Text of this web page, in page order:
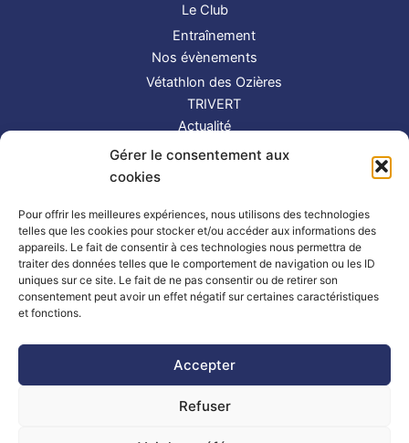
Gérer le consentement aux
cookies
Pour offrir les meilleures expériences, nous utilisons des technologies
telles que les cookies pour stocker et/ou accéder aux informations des
appareils. Le fait de consentir à ces technologies nous permettra de
traiter des données telles que le comportement de navigation ou les ID
uniques sur ce site. Le fait de ne pas consentir ou de retirer son
consentement peut avoir un effet négatif sur certaines caractéristiques
et fonctions.
Accepter
Refuser
Le Club
Entraînement
Nos évènements
Vétathlon des Ozières
TRIVERT
Actualité
Contact
Suivez-nous !
Copyright © 2026 TRIMAY | Powered by